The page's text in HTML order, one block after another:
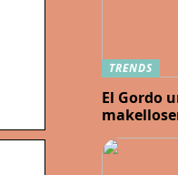
TRENDS
El Gordo